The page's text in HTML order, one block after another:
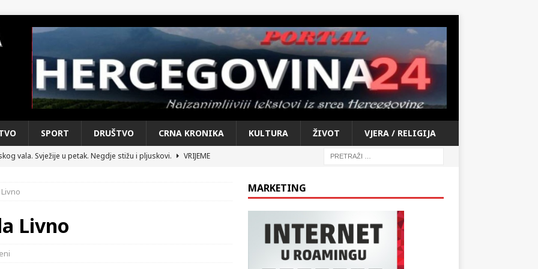
SPORT DRUŠTVO CRNA KRONIKA KULTURA ŽIVOT VJERA / RELIGIJA
vala. Svježije u petak. Negdje stižu i pljuskovi.
VRIJEME
RAT
pobjede: Večer u kojoj Knin, iseljena i domovinska Hrvatska dišu
iz sažetka dnevnih događaja za protekli vikend
Livno
MARKETING